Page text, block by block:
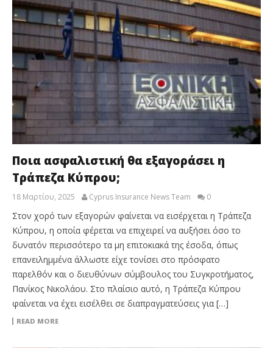
Ποια ασφαλιστική θα εξαγοράσει η
Τράπεζα Κύπρου;
18 Μαρτίου, 2025 Cyprus Insurance News Team 0
Στον χορό των εξαγορών φαίνεται να εισέρχεται η Τράπεζα
Κύπρου, η οποία φέρεται να επιχειρεί να αυξήσει όσο το
δυνατόν περισσότερο τα μη επιτοκιακά της έσοδα, όπως
επανειλημμένα άλλωστε είχε τονίσει στο πρόσφατο
παρελθόν και ο διευθύνων σύμβουλος του Συγκροτήματος,
Πανίκος Νικολάου. Στο πλαίσιο αυτό, η Τράπεζα Κύπρου
φαίνεται να έχει εισέλθει σε διαπραγματεύσεις για […]
READ MORE